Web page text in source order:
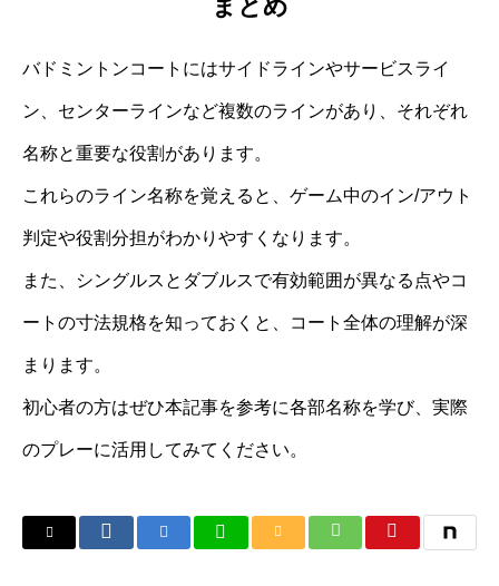
まとめ
バドミントンコートにはサイドラインやサービスライ
ン、センターラインなど複数のラインがあり、それぞれ
名称と重要な役割があります。
これらのライン名称を覚えると、ゲーム中のイン/アウト
判定や役割分担がわかりやすくなります。
また、シングルスとダブルスで有効範囲が異なる点やコ
ートの寸法規格を知っておくと、コート全体の理解が深
まります。
初心者の方はぜひ本記事を参考に各部名称を学び、実際
のプレーに活用してみてください。